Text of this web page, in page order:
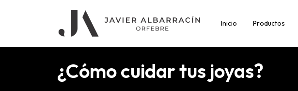
Inicio Productos
¿Cómo cuidar tus joyas?